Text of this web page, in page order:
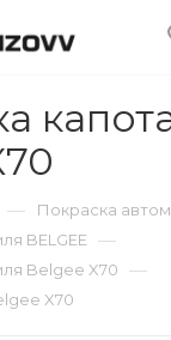
— Покраска
BELGEE —
Belgee X70 —
X70